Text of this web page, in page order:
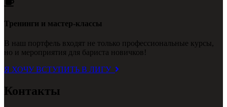
Тренинги и мастер-классы
В наш портфель входят не только профессиональные курсы,
но и мероприятия для бариста новичков!
Я ХОЧУ ВСТУПИТЬ В ЛИГУ
Контакты